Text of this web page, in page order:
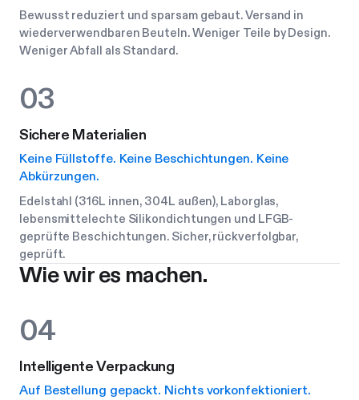
Bewusst reduziert und sparsam gebaut. Versand in
wiederverwendbaren Beuteln. Weniger Teile by Design.
Weniger Abfall als Standard.
03
Sichere Materialien
Keine Füllstoffe. Keine Beschichtungen. Keine
Abkürzungen.
Edelstahl (316L innen, 304L außen), Laborglas,
lebensmittelechte Silikondichtungen und LFGB-
geprüfte Beschichtungen. Sicher, rückverfolgbar,
geprüft.
Wie wir es machen.
04
Intelligente Verpackung
Auf Bestellung gepackt. Nichts vorkonfektioniert.